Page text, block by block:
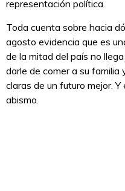
representación política.
Toda cuenta sobre hacia
agosto evidencia que es
de la mitad del país no
darle de comer a su
claras de un futuro mejor.
abismo.